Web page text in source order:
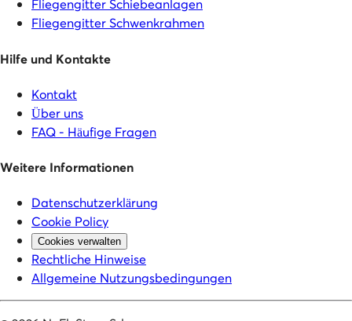
Fliegengitter Schiebeanlagen
Fliegengitter Schwenkrahmen
Hilfe und Kontakte
Kontakt
Über uns
FAQ - Häufige Fragen
Weitere Informationen
Datenschutzerklärung
Cookie Policy
Cookies verwalten
Rechtliche Hinweise
Allgemeine Nutzungsbedingungen